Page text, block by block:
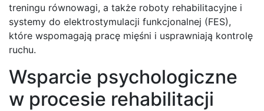
treningu równowagi, a także roboty rehabilitacyjne i
systemy do elektrostymulacji funkcjonalnej (FES),
które wspomagają pracę mięśni i usprawniają kontrolę
ruchu.
Wsparcie psychologiczne
w procesie rehabilitacji